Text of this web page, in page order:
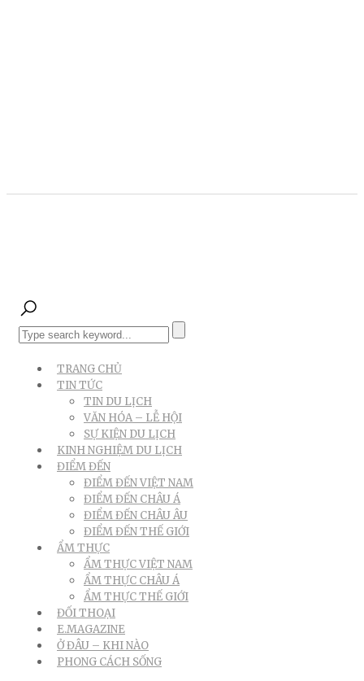
TRANG CHỦ
TIN TỨC
TIN DU LỊCH
VĂN HÓA – LỄ HỘI
SỰ KIỆN DU LỊCH
KINH NGHIỆM DU LỊCH
ĐIỂM ĐẾN
ĐIỂM ĐẾN VIỆT NAM
ĐIỂM ĐẾN CHÂU Á
ĐIỂM ĐẾN CHÂU ÂU
ĐIỂM ĐẾN THẾ GIỚI
ẨM THỰC
ẨM THỰC VIỆT NAM
ẨM THỰC CHÂU Á
ẨM THỰC THẾ GIỚI
ĐỐI THOẠI
E.MAGAZINE
Ở ĐÂU – KHI NÀO
PHONG CÁCH SỐNG